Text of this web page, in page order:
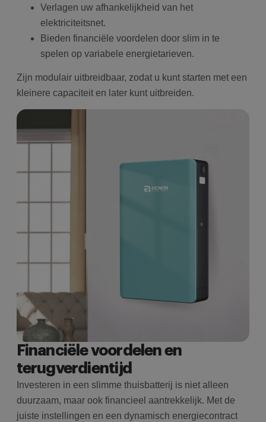
Verlagen uw afhankelijkheid van het
elektriciteitsnet.
Bieden financiële voordelen door slim in te
spelen op variabele energietarieven.
Zijn modulair uitbreidbaar, zodat u kunt starten met een
kleinere capaciteit en later kunt uitbreiden.
Financiële voordelen en
terugverdientijd
Investeren in een slimme thuisbatterij is niet alleen
duurzaam, maar ook financieel aantrekkelijk. Met de
juiste instellingen en een dynamisch energiecontract